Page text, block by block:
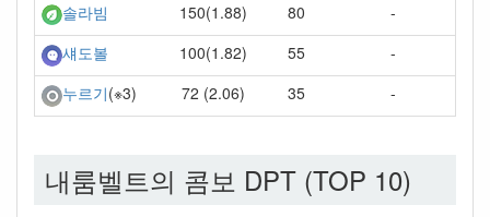
솔라빔
150(1.88) 80
-
섀도볼
100(1.82) 55
-
누르기(※3) 72 (2.06) 35 -
내룸벨트의 콤보 DPT (TOP 10)